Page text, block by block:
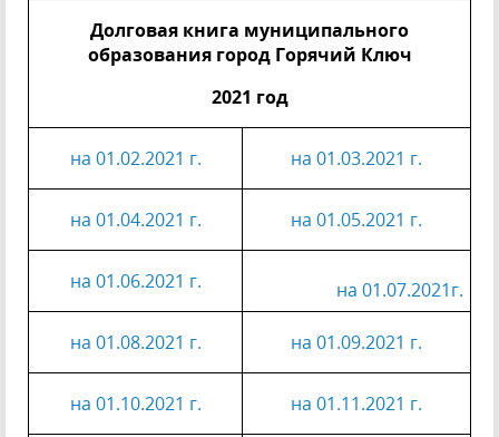
Долговая книга муниципального
образования город Горячий Ключ
2021 год
на 01.02.2021 г. на 01.03.2021 г.
на 01.04.2021 г. на 01.05.2021 г.
на 01.06.2021 г. на 01.07.2021г.
на 01.08.2021 г. на 01.09.2021 г.
на 01.10.2021 г. на 01.11.2021 г.